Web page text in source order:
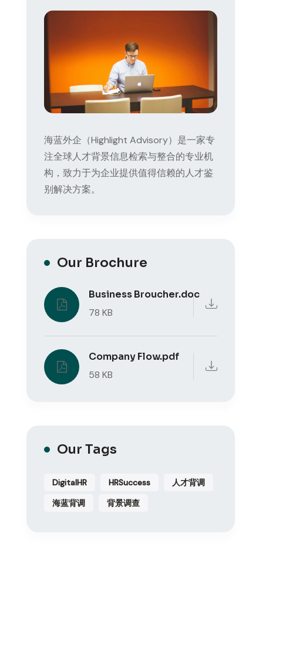
海蓝外企（Highlight Advisory）是一家专
注全球人才背景信息检索与整合的专业机
构，致力于为企业提供值得信赖的人才鉴
别解决方案。
Our Brochure
Business Broucher.doc
78 KB
Company Flow.pdf
58 KB
Our Tags
DigitalHR HRSuccess
人才背调
海蓝背调
背景调查